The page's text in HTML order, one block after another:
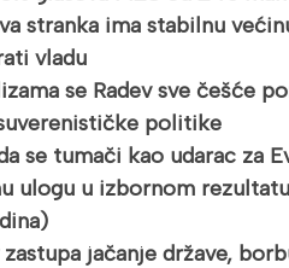
stranka ima stabilnu
vladu
se Radev sve češće
politike
se tumači kao udarac za
ulogu u izbornom
zastupa jačanje države,